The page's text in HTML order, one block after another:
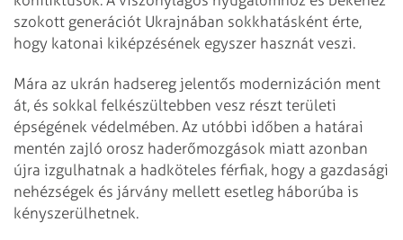
szokott generációt Ukrajnában sokkhatásként érte,
hogy ka­tonai kiképzésének egyszer hasznát veszi.
Mára az ukrán hadsereg jelentős modernizáción ment
át, és sokkal felkészültebben vesz részt területi
épségének védelmében. Az utóbbi időben a határai
mentén zajló orosz haderőmozgások miatt azonban
újra izgulhatnak a hadköteles férfiak, hogy a gazdasági
nehézségek és járvány mellett esetleg háborúba is
kényszerülhetnek.